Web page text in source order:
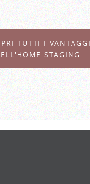
TUTTI I VANTAGGI
STAGING